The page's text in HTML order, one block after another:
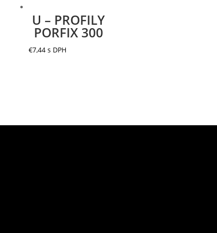
U – PROFILY
PORFIX 300
€7,44 s DPH